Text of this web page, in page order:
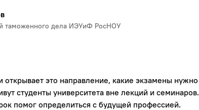
таможенного дела ИЭУиФ РосНОУ
открывает это направление, какие экзамены нужно
студенты университета вне лекций и семинаров.
помог определиться с будущей профессией.